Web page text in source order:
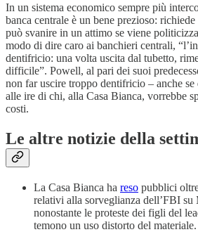
In un sistema economico sempre più
banca centrale è un bene prezioso:
può svanire in un attimo se viene
modo di dire caro ai banchieri centrali,
dentifricio: una volta uscita dal tubetto,
difficile”. Powell, al pari dei suoi
non far uscire troppo dentifricio – anche se
alle ire di chi, alla Casa Bianca, vorrebbe
costi.
Le altre notizie della
La Casa Bianca ha reso pubblici
relativi alla sorveglianza dell’FBI
nonostante le proteste dei figli del
temono un uso distorto del materiale.